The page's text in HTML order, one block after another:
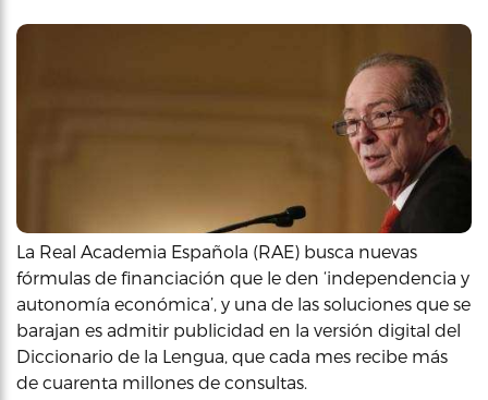
La Real Academia Española (RAE) busca nuevas
fórmulas de financiación que le den ‘independencia y
autonomía económica’, y una de las soluciones que se
barajan es admitir publicidad en la versión digital del
Diccionario de la Lengua, que cada mes recibe más
de cuarenta millones de consultas.